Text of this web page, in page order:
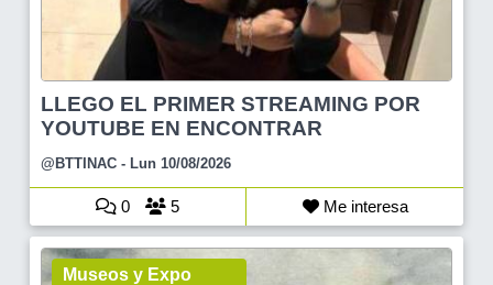
LLEGO EL PRIMER STREAMING POR
YOUTUBE EN ENCONTRAR
@BTTINAC - Lun 10/08/2026
0 5 Me interesa
Museos y Expo